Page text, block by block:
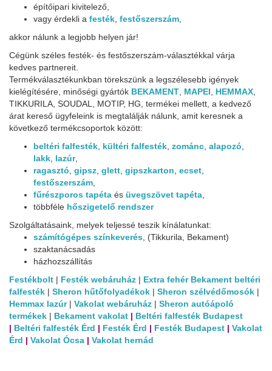
építőipari kivitelező,
vagy érdekli a festék festőszerszám
akkor nálunk a legjobb helyen jár!
Cégünk széles festék- és festőszerszám-választékkal várja
kedves partnereit.
Termékválasztékunkban törekszünk a legszélesebb igények
kielégítésére, minőségi gyártók BEKAMENT MAPEI HEMMAX
TIKKURILA, SOUDAL, MOTIP, HG, termékei mellett, a kedvező
árat kereső ügyfeleink is megtalálják nálunk, amit keresnek a
következő termékcsoportok között:
beltéri falfesték kültéri falfesték zománc alapozó
lakk lazúr,
ragasztó gipsz glett gipszkarton ecset
festőszerszám
fűrészporos tapéta és üvegszövet tapéta
többféle hőszigetelő rendszer
Szolgáltatásaink, melyek teljessé teszik kínálatunkat:
számítógépes színkeverés , (Tikkurila, Bekament)
szaktanácsadás
házhozszállítás
Festékbolt | Festék webáruház | Extra fehér Bekament beltéri
falfesték | Sheron hűtőfolyadékok | Sheron szélvédőmosók |
Hemmax lazúr | Vakolat webáruház | Sheron autóápoló
termékek | Bekament vakolat | Beltéri falfesték Budapest
| Beltéri falfesték Érd | Festék Érd | Festék Budapest | Vakolat
Érd | Vakolat Ócsa | Vakolat hernád